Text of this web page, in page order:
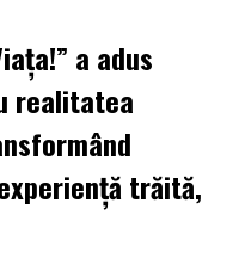
a adus
realitatea
trăită,